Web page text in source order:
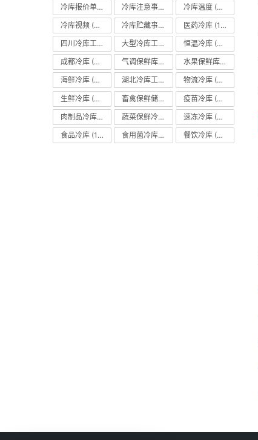
冷库报价单
(121) 冷库注意事项 冷库温度(84)
冷库视频 (24) 冷库贮藏事项 医药冷库(114)
四川冷库工程 大型冷库工程 恒温冷库(57)
成都冷库 (66) 气调保鲜库
(101) 水果保鲜库
(293)
海鲜冷库 (27) 湖北冷库工程 物流冷库(29)
生鲜冷库 (22) 畜禽保鲜储藏库 (26)疫苗冷库(22)
肉制品冷库
(78) 蔬菜保鲜冷库 (197)速冻冷库(35)
食品冷库 (109) 食用菌冷库
(29) 餐饮冷库(28)